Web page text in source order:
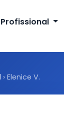
› Elenice V.